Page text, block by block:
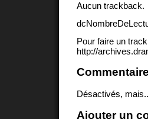
Aucun trackback.
Pour faire un
http://
Désactivés,
Ajouter un